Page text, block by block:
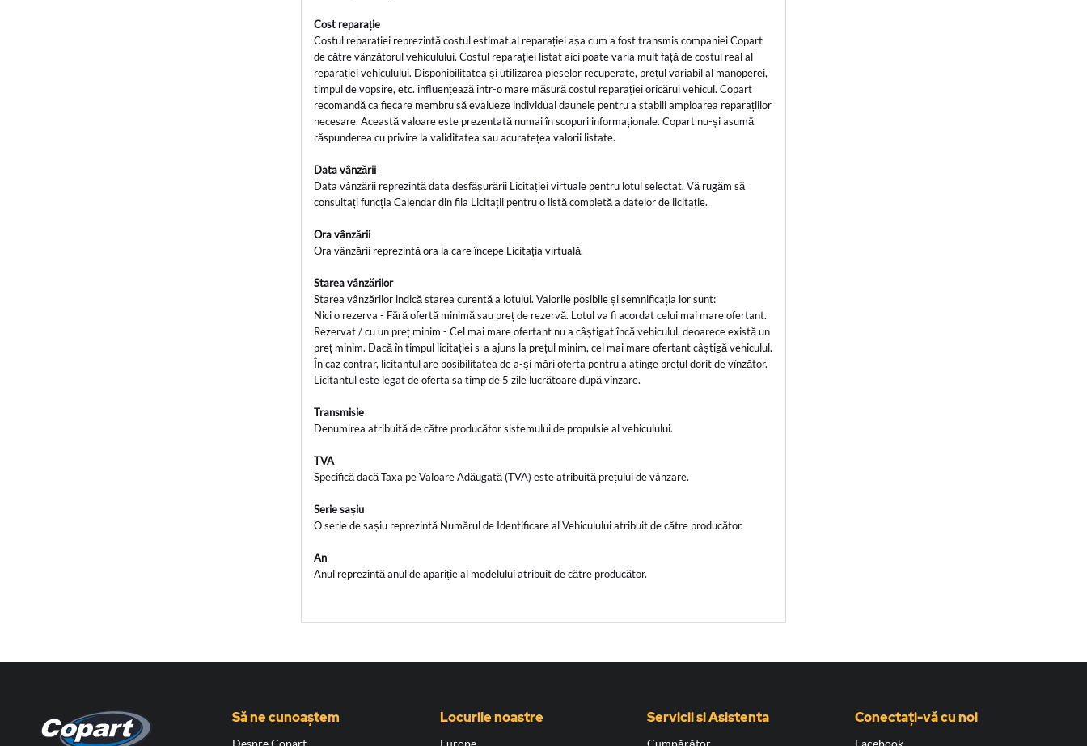
Cost reparație
Costul reparației reprezintă costul estimat al reparației așa cum a fost transmis companiei Copart
de către vânzătorul vehiculului. Costul reparației listat aici poate varia mult față de costul real al
reparației vehiculului. Disponibilitatea și utilizarea pieselor recuperate, prețul variabil al manoperei,
timpul de vopsire, etc. influențează într-o mare măsură costul reparației oricărui vehicul. Copart
recomandă ca fiecare membru să evalueze individual daunele pentru a stabili amploarea reparațiilor
necesare. Această valoare este prezentată numai în scopuri informaționale. Copart nu-și asumă
răspunderea cu privire la validitatea sau acuratețea valorii listate.
Data vânzării
Data vânzării reprezintă data desfășurării Licitației virtuale pentru lotul selectat. Vă rugăm să
consultați funcția Calendar din fila Licitații pentru o listă completă a datelor de licitație.
Ora vânzării
Ora vânzării reprezintă ora la care începe Licitația virtuală.
Starea vânzărilor
Starea vânzărilor indică starea curentă a lotului. Valorile posibile și semnificația lor sunt:
Nici o rezerva - Fără ofertă minimă sau preț de rezervă. Lotul va fi acordat celui mai mare ofertant.
Rezervat / cu un preț minim - Cel mai mare ofertant nu a câștigat încă vehiculul, deoarece există un
preț minim. Dacă în timpul licitației s-a ajuns la prețul minim, cel mai mare ofertant câștigă vehiculul.
În caz contrar, licitantul are posibilitatea de a-și mări oferta pentru a atinge prețul dorit de vînzător.
Licitantul este legat de oferta sa timp de 5 zile lucrătoare după vînzare.
Transmisie
Denumirea atribuită de către producător sistemului de propulsie al vehiculului.
TVA
Specifică dacă Taxa pe Valoare Adăugată (TVA) este atribuită prețului de vânzare.
Serie sașiu
O serie de sașiu reprezintă Numărul de Identificare al Vehiculului atribuit de către producător.
An
Anul reprezintă anul de apariție al modelului atribuit de către producător.
Să ne cunoaștem Locurile noastre Servicii si Asistenta Conectați-vă cu noi